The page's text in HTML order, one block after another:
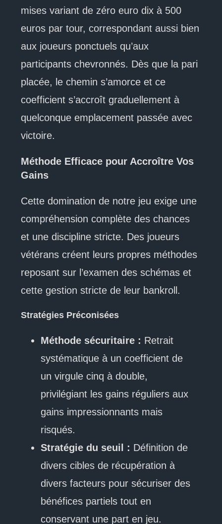
mises variant de zéro euro dix à 500
euros par tour, correspondant aussi bien
aux joueurs ponctuels qu’aux
participants chevronnés. Dès que la pari
placée, le chemin s’amorce et ce
coefficient s’accroît graduellement à
quelconque emplacement passée avec
victoire.
Méthode Efficace pour Accroître Vos
Gains
Cette domination de notre jeu exige une
compréhension complète des chances
et une discipline stricte. Des joueurs
vétérans créent leurs propres méthodes
reposant sur l’examen des schémas et
cette gestion stricte de leur bankroll.
Stratégies Préconisées
Méthode sécuritaire : Retrait
systématique à un coefficient de
un virgule cinq à double,
privilégiant les gains réguliers aux
gains impressionnants mais
risqués.
Stratégie du seuil : Définition de
divers cibles de récupération à
divers facteurs pour sécuriser des
bénéfices partiels tout en
conservant une part en jeu.